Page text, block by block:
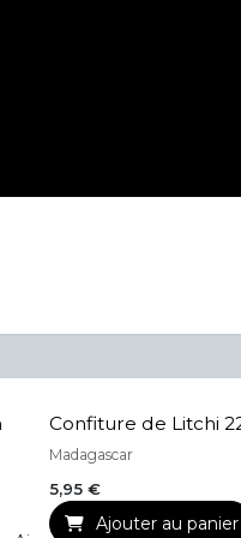
Confiture de Litchi
Madagascar
5,95 €
Ajouter au panier